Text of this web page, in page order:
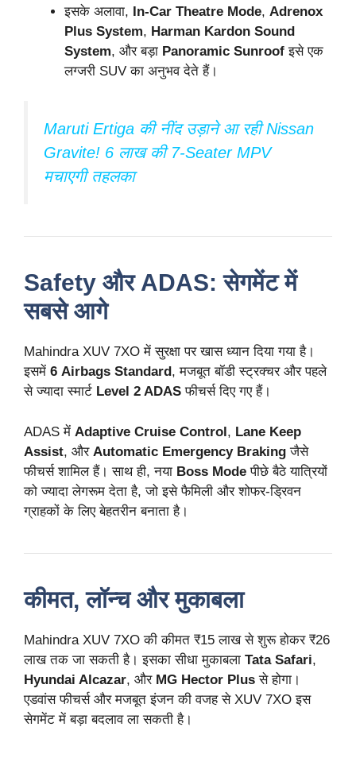
इसके अलावा, In-Car Theatre Mode, Adrenox
Plus System, Harman Kardon Sound
System, और बड़ा Panoramic Sunroof इसे एक
लग्जरी SUV का अनुभव देते हैं।
Maruti Ertiga की नींद उड़ाने आ रही Nissan
Gravite! 6 लाख की 7-Seater MPV
मचाएगी तहलका
Safety और ADAS: सेगमेंट में
सबसे आगे
Mahindra XUV 7XO में सुरक्षा पर खास ध्यान दिया गया है।
इसमें 6 Airbags Standard , मजबूत बॉडी स्ट्रक्चर और पहले
से ज्यादा स्मार्ट Level 2 ADAS फीचर्स दिए गए हैं।
ADAS में Adaptive Cruise Control, Lane Keep
Assist, और Automatic Emergency Braking जैसे
फीचर्स शामिल हैं। साथ ही, नया Boss Mode पीछे बैठे यात्रियों
को ज्यादा लेगरूम देता है, जो इसे फैमिली और शोफर-ड्रिवन
ग्राहकों के लिए बेहतरीन बनाता है।
कीमत, लॉन्च और मुकाबला
Mahindra XUV 7XO की कीमत ₹15 लाख से शुरू होकर ₹26
लाख तक जा सकती है। इसका सीधा मुकाबला Tata Safari,
Hyundai Alcazar, और MG Hector Plus से होगा।
एडवांस फीचर्स और मजबूत इंजन की वजह से XUV 7XO इस
सेगमेंट में बड़ा बदलाव ला सकती है।